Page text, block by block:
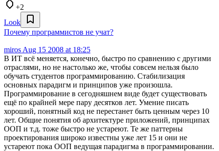
+2
Look
Почему программистов не учат?
miros Aug 15 2008 at 18:25
В ИТ всё меняется, конечно, быстро по сравнению с другими
отраслями, но не настолько же, чтобы совсем нельзя было
обучать студентов программированию. Стабилизация
основных парадигм и принципов уже произошла.
Программирование в сегодняшнем виде будет существовать
ещё по крайней мере пару десятков лет. Умение писать
хороший, понятный код не перестанет быть ценным через 10
лет. Общие понятия об архитектуре приложений, принципах
ООП и т.д. тоже быстро не устареют. Те же паттерны
проектирования широко известны уже лет 15 и они не
устареют пока ООП ведущая парадигма в программировании.